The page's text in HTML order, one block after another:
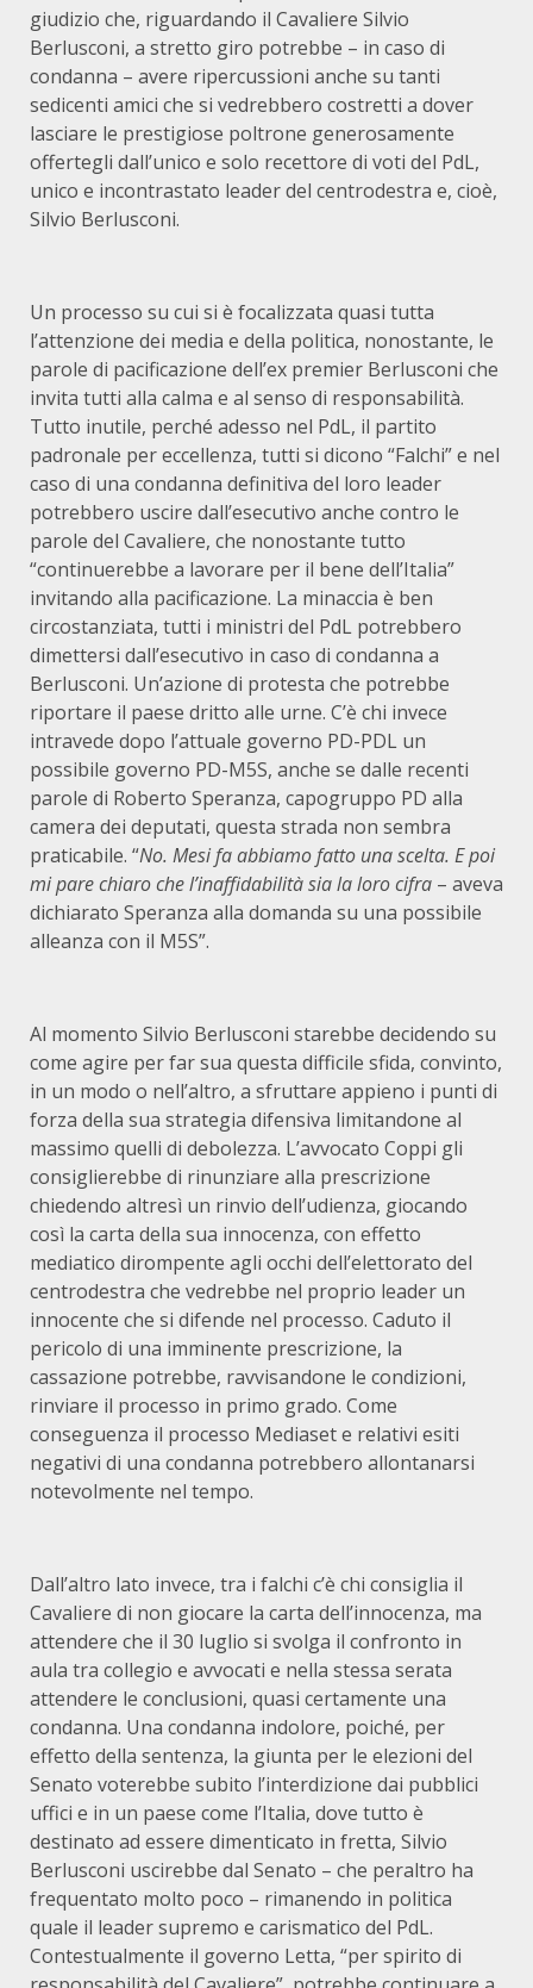
giudizio che, riguardando il Cavaliere Silvio
Berlusconi, a stretto giro potrebbe – in caso di
condanna – avere ripercussioni anche su tanti
sedicenti amici che si vedrebbero costretti a dover
lasciare le prestigiose poltrone generosamente
offertegli dall’unico e solo recettore di voti del PdL,
unico e incontrastato leader del centrodestra e, cioè,
Silvio Berlusconi.
Un processo su cui si è focalizzata quasi tutta
l’attenzione dei media e della politica, nonostante, le
parole di pacificazione dell’ex premier Berlusconi che
invita tutti alla calma e al senso di responsabilità.
Tutto inutile, perché adesso nel PdL, il partito
padronale per eccellenza, tutti si dicono “Falchi” e nel
caso di una condanna definitiva del loro leader
potrebbero uscire dall’esecutivo anche contro le
parole del Cavaliere, che nonostante tutto
“continuerebbe a lavorare per il bene dell’Italia”
invitando alla pacificazione. La minaccia è ben
circostanziata, tutti i ministri del PdL potrebbero
dimettersi dall’esecutivo in caso di condanna a
Berlusconi. Un’azione di protesta che potrebbe
riportare il paese dritto alle urne. C’è chi invece
intravede dopo l’attuale governo PD-PDL un
possibile governo PD-M5S, anche se dalle recenti
parole di Roberto Speranza, capogruppo PD alla
camera dei deputati, questa strada non sembra
praticabile. “No. Mesi fa abbiamo fatto una scelta. E poi
mi pare chiaro che l’inaffidabilità sia la loro cifra – aveva
dichiarato Speranza alla domanda su una possibile
alleanza con il M5S”.
Al momento Silvio Berlusconi starebbe decidendo su
come agire per far sua questa difficile sfida, convinto,
in un modo o nell’altro, a sfruttare appieno i punti di
forza della sua strategia difensiva limitandone al
massimo quelli di debolezza. L’avvocato Coppi gli
consiglierebbe di rinunziare alla prescrizione
chiedendo altresì un rinvio dell’udienza, giocando
così la carta della sua innocenza, con effetto
mediatico dirompente agli occhi dell’elettorato del
centrodestra che vedrebbe nel proprio leader un
innocente che si difende nel processo. Caduto il
pericolo di una imminente prescrizione, la
cassazione potrebbe, ravvisandone le condizioni,
rinviare il processo in primo grado. Come
conseguenza il processo Mediaset e relativi esiti
negativi di una condanna potrebbero allontanarsi
notevolmente nel tempo.
Dall’altro lato invece, tra i falchi c’è chi consiglia il
Cavaliere di non giocare la carta dell’innocenza, ma
attendere che il 30 luglio si svolga il confronto in
aula tra collegio e avvocati e nella stessa serata
attendere le conclusioni, quasi certamente una
condanna. Una condanna indolore, poiché, per
effetto della sentenza, la giunta per le elezioni del
Senato voterebbe subito l’interdizione dai pubblici
uffici e in un paese come l’Italia, dove tutto è
destinato ad essere dimenticato in fretta, Silvio
Berlusconi uscirebbe dal Senato – che peraltro ha
frequentato molto poco – rimanendo in politica
quale il leader supremo e carismatico del PdL.
Contestualmente il governo Letta, “per spirito di